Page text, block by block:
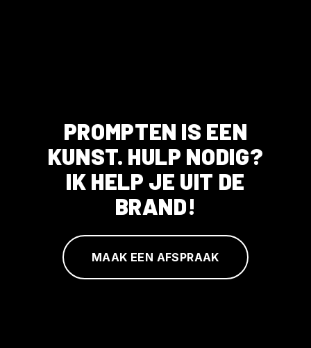
PROMPTEN IS EEN
KUNST. HULP NODIG?
IK HELP JE UIT DE
BRAND!
MAAK EEN AFSPRAAK